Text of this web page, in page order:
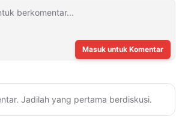
Masuk untuk Komentar
Jadilah yang pertama berdiskusi.